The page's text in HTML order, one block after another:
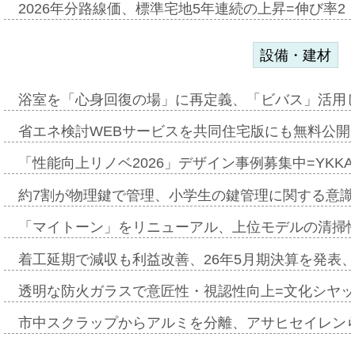
2026年分路線価、標準宅地5年連続の上昇=伸び率
設備・建材
浴室を「心身回復の場」に再定義、「ビバス」活
省エネ検討WEBサービスを共同住宅版にも無料公
「性能向上リノベ2026」デザイン事例募集中
約7割が物理鍵で管理、小学生の鍵管理に関する意
「マイトーン」をリニューアル、上位モデルの清
着工延期で減収も利益改善、26年5月期決算を発表
透明な防火ガラスで意匠性・視認性向上=文化シヤ
市中スクラップからアルミを分離、アサヒセイレ